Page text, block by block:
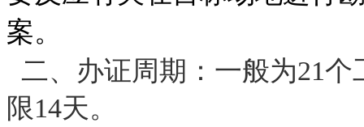
案。
二、办证周期：一般为21
限14天。